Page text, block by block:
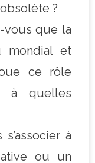
?
vous que la
mondial et
ce rôle
à quelles
à
ou un